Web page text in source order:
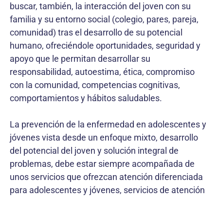
buscar, también, la interacción del joven con su
familia y su entorno social (colegio, pares, pareja,
comunidad) tras el desarrollo de su potencial
humano, ofreciéndole oportunidades, seguridad y
apoyo que le permitan desarrollar su
responsabilidad, autoestima, ética, compromiso
con la comunidad, competencias cognitivas,
comportamientos y hábitos saludables.
La prevención de la enfermedad en adolescentes y
jóvenes vista desde un enfoque mixto, desarrollo
del potencial del joven y solución integral de
problemas, debe estar siempre acompañada de
unos servicios que ofrezcan atención diferenciada
para adolescentes y jóvenes, servicios de atención